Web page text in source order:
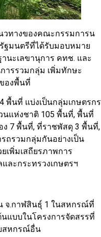
วทางของคณะกรรมการน
ฐมนตรีที่ได้รับมอบหมาย
นะเลขานุการ คทช. และ
ารรวมกลุ่ม เพิ่มทักษะ
องพื้นที่
นที่ แบ่งเป็นกลุ่มเกษตรกร
นแห่งชาติ 105 พื้นที่, พื้นที่
7 พื้นที่, ที่ราชพัสดุ 3 พื้นที่,
ถรวมกลุ่มกันอย่างเป็น
เพิ่มเสถียรภาพการ
ละกระทรวงเกษตรฯ
จ.กาฬสินธุ์ 1 ในสหกรณ์ที่
แบบในโครงการจัดสรรที่
สหกรณ์อื่น